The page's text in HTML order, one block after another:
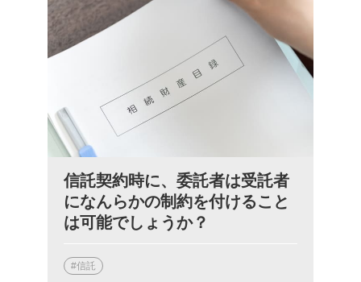
信託契約時に、委託者は受託者
になんらかの制約を付けること
は可能でしょうか？
#信託